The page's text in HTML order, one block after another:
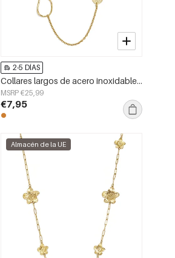
2-5 DÍAS
Collares largos de acero inoxidable de forma irregular, sencillos, de la serie Simple Daily para mujer.
MSRP €25,99
€7,95
Almacén de la UE